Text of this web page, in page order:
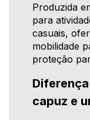
Produzida
para
casuais,
mobilidade
proteção
capuz e